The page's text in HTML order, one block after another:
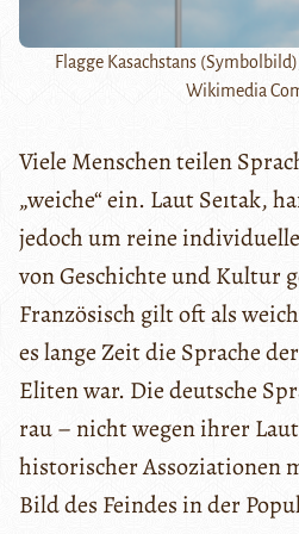
Flagge Kasachstans
Wikimedia
Viele Menschen teilen
„weiche“ ein. Laut Seıtak,
jedoch um reine
von Geschichte und Kultur
Französisch gilt oft als
es lange Zeit die Sprache
Eliten war. Die deutsche
rau – nicht wegen ihrer
historischer Assoziationen
Bild des Feindes in der